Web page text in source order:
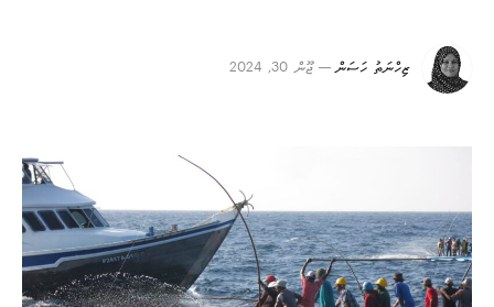
ޒިހްނަތު ހަސަން ޖޫން 30, 2024